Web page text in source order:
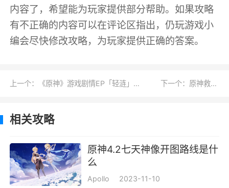
内容了，希望能为玩家提供部分帮助。如果攻略
有不正确的内容可以在评论区指出，仍玩游戏小
编会尽快修改攻略，为玩家提供正确的答案。
上一个：《原神》游戏剧情EP「轻涟」MV公布 法国音乐剧演员Cécilia Cara表演一览 下一个：原神救世者的守灵全流程攻略
相关攻略
原神4.2七天神像开图路线是什
么
Apollo 2023-11-10